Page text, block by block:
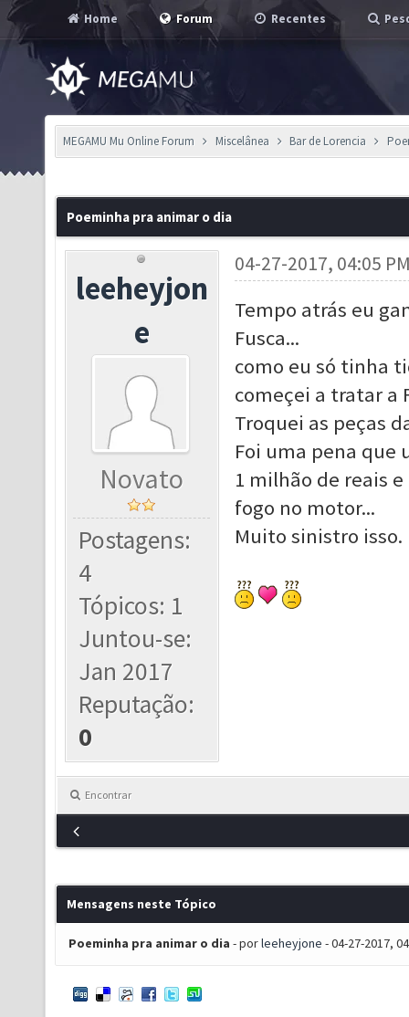
Home Forum Recentes
MEGAMU Mu Online Forum Miscelânea Bar de Lorencia
Poeminha pra animar o dia
leeheyjon
e
Novato
Postagens:
4
Tópicos: 1
Juntou-se:
Jan 2017
Reputação:
0
04-27-2017, 04:05
Tempo atrás eu
Fusca...
como eu só tinha
começei a tratar a
Troquei as peças
Foi uma pena que
1 milhão de reais
fogo no motor...
Muito sinistro isso.
Encontrar
Mensagens neste Tópico
Poeminha pra animar o dia - porleeheyjone - 04-27-2017,